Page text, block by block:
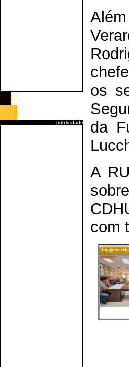
publicidade
os
da
A
com
Imagens